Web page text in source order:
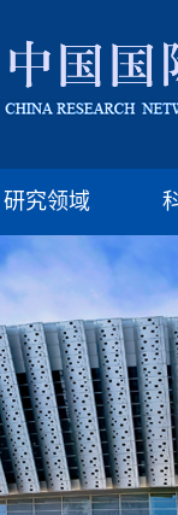
研究领域
版权所有：山东
邮编:250100 电话